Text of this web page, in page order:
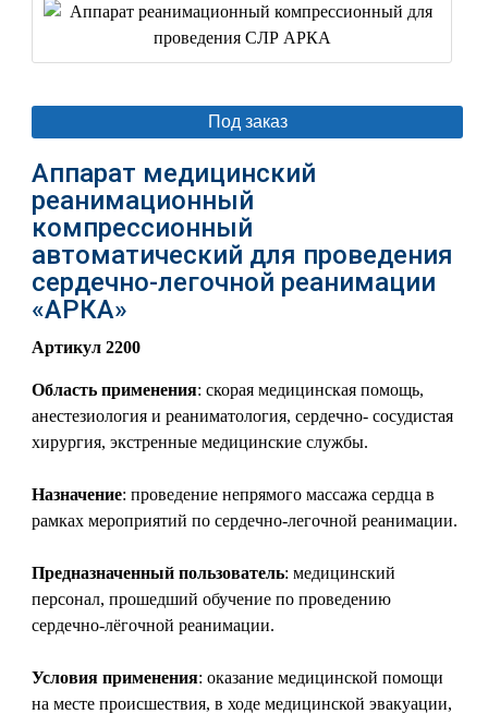
Под заказ
Аппарат медицинский
реанимационный
компрессионный
автоматический для проведения
сердечно-легочной реанимации
«АРКА»
Артикул 2200
Область применения: скорая медицинская помощь,
анестезиология и реаниматология, сердечно- сосудистая
хирургия, экстренные медицинские службы.
Назначение: проведение непрямого массажа сердца в
рамках мероприятий по сердечно-легочной реанимации.
Предназначенный пользователь: медицинский
персонал, прошедший обучение по проведению
сердечно-лёгочной реанимации.
Условия применения: оказание медицинской помощи
на месте происшествия, в ходе медицинской эвакуации,